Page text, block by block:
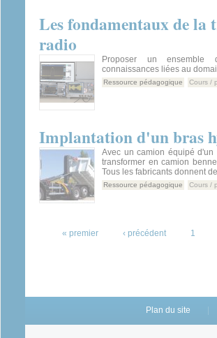
Les fondamentaux de la
radio
Proposer un ensemble
connaissances liées au
Ressource pédagogique Cours /
Implantation d'un bras
Avec un camion équipé
transformer en camion
Tous les fabricants donnent
Ressource pédagogique Cours /
« premier ‹ précédent 1
Plan du site